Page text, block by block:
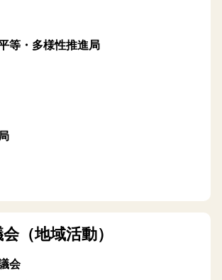
等・多様性推進局
（地域活動）
会